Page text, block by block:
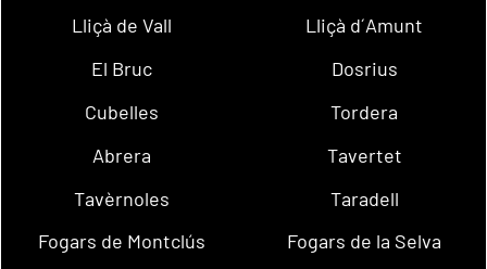
Lliçà de Vall
Lliçà d´Amunt
El Bruc
Dosrius
Cubelles
Tordera
Abrera
Tavertet
Tavèrnoles
Taradell
Fogars de Montclús
Fogars de la Selva